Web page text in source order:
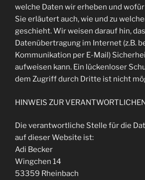
welche Daten wir erheben und
Sie erläutert auch, wie und zu
geschieht. Wir weisen darauf hin,
Datenübertragung im Internet (z.B.
Kommunikation per E-Mail)
aufweisen kann. Ein lückenloser
dem Zugriff durch Dritte ist nicht
HINWEIS ZUR
Die verantwortliche Stelle für die
auf dieser Website ist:
Adi Becker
Wingchen 14
53359 Rheinbach